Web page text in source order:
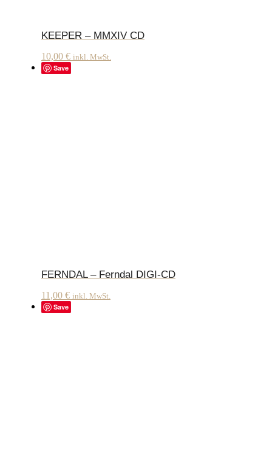
KEEPER – MMXIV CD
10,00 € inkl. MwSt.
Save
FERNDAL – Ferndal DIGI-CD
11,00 € inkl. MwSt.
Save